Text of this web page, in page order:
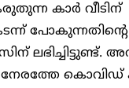
കാര്‍ വീടിന്
പോകുന്നതിന്റെ
ലഭിച്ചിട്ടുണ്ട്.
നേരത്തേ കൊവിഡ്